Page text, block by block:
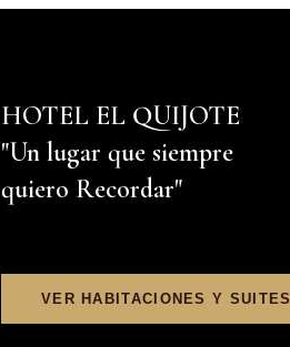
HOTEL EL QUIJOTE
"Un lugar que siempre
quiero Recordar"
VER HABITACIONES Y SUITES